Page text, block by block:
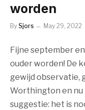
worden
By Sjors May 29, 2022
Fijne september
ouder worden! De
gewijd observatie,
Worthington en nu
suggestie: het is